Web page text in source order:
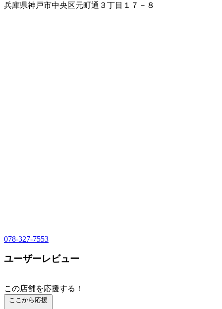
兵庫県神戸市中央区元町通３丁目１７－８
078-327-7553
ユーザーレビュー
この店舗を応援する！
ここから応援